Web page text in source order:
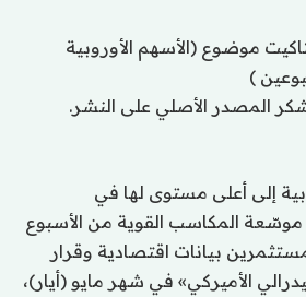
موضوع (الأسهم الأوروبية
)
المصدر الأصلي على النشر.
إلى أعلى مستوى لها في
موسّعة المكاسب القوية من الأسبوع
بيانات اقتصادية وقرار
الأميركي» في شهر مايو (أيار)،